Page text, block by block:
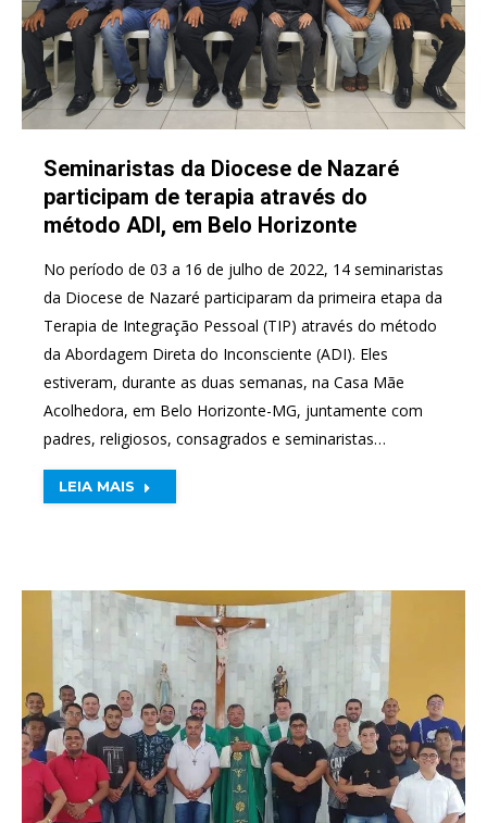
Seminaristas da Diocese de Nazaré
participam de terapia através do
método ADI, em Belo Horizonte
No período de 03 a 16 de julho de 2022, 14 seminaristas
da Diocese de Nazaré participaram da primeira etapa da
Terapia de Integração Pessoal (TIP) através do método
da Abordagem Direta do Inconsciente (ADI). Eles
estiveram, durante as duas semanas, na Casa Mãe
Acolhedora, em Belo Horizonte-MG, juntamente com
padres, religiosos, consagrados e seminaristas…
LEIA MAIS